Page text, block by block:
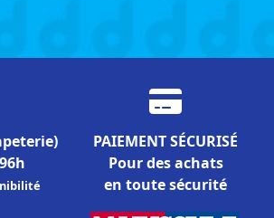
PAIEMENT SÉCURISÉ
Pour des achats
en toute sécurité